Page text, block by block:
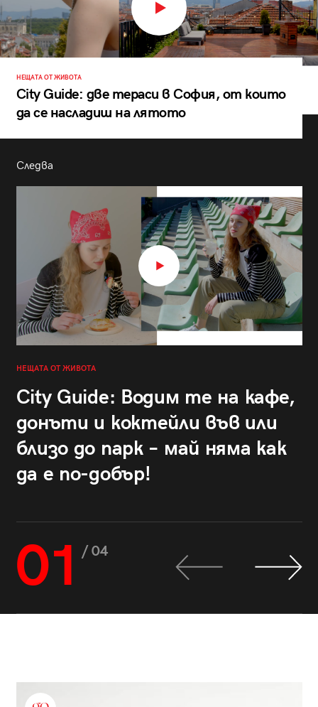
НЕЩАТА ОТ ЖИВОТА
City Guide: две тераси в София, от които
да се насладиш на лятото
Следва
НЕЩАТА ОТ ЖИВОТА
City Guide: Водим те на кафе,
донъти и коктейли във или
близо до парк – май няма как
да е по-добър!
01 / 04